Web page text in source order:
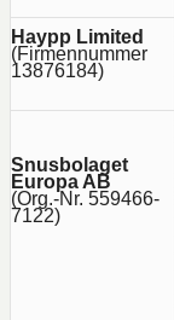
Haypp Limited
(Firmennummer
13876184)
Snusbolaget
Europa AB
(Org.-Nr. 559466-
7122)